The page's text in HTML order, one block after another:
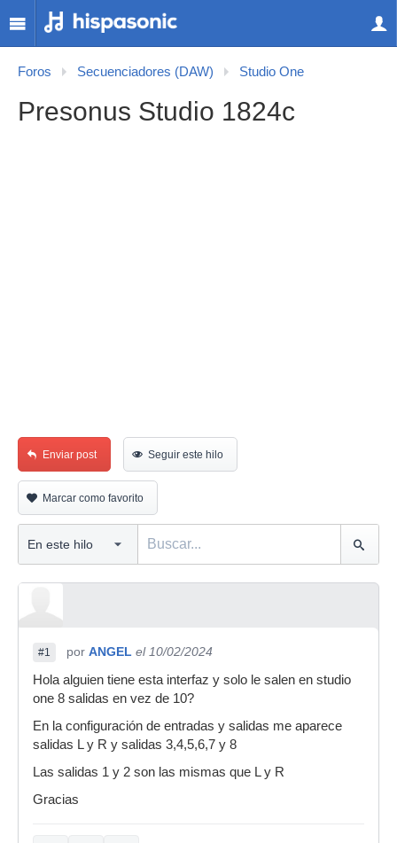
Foros Secuenciadores (DAW) Studio One
Presonus Studio 1824c
Enviar post Seguir este hilo
Marcar como favorito
#1 por ANGEL el 10/02/2024
Hola alguien tiene esta interfaz y solo le salen en studio
one 8 salidas en vez de 10?
En la configuración de entradas y salidas me aparece
salidas L y R y salidas 3,4,5,6,7 y 8
Las salidas 1 y 2 son las mismas que L y R
Gracias